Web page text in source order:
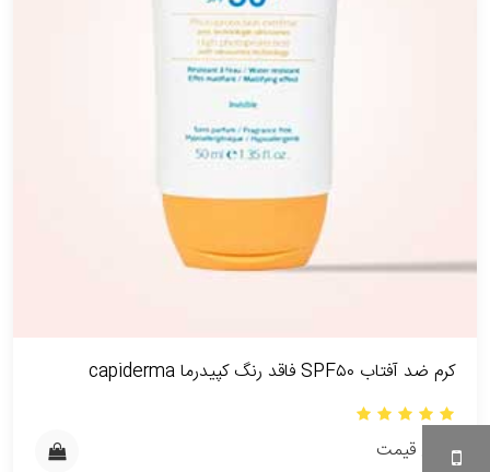
کرم ضد آفتاب SPF۵۰ فاقد رنگ کپیدرما capiderma
بدون قیمت